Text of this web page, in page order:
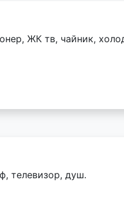
ЖК тв, чайник,
телевизор, душ.